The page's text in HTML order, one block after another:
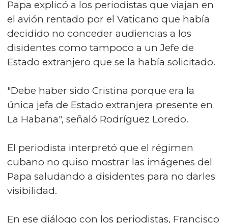
Papa explicó a los periodistas que viajan en
el avión rentado por el Vaticano que había
decidido no conceder audiencias a los
disidentes como tampoco a un Jefe de
Estado extranjero que se la había solicitado.
"Debe haber sido Cristina porque era la
única jefa de Estado extranjera presente en
La Habana", señaló Rodríguez Loredo.
El periodista interpretó que el régimen
cubano no quiso mostrar las imágenes del
Papa saludando a disidentes para no darles
visibilidad.
En ese diálogo con los periodistas, Francisco